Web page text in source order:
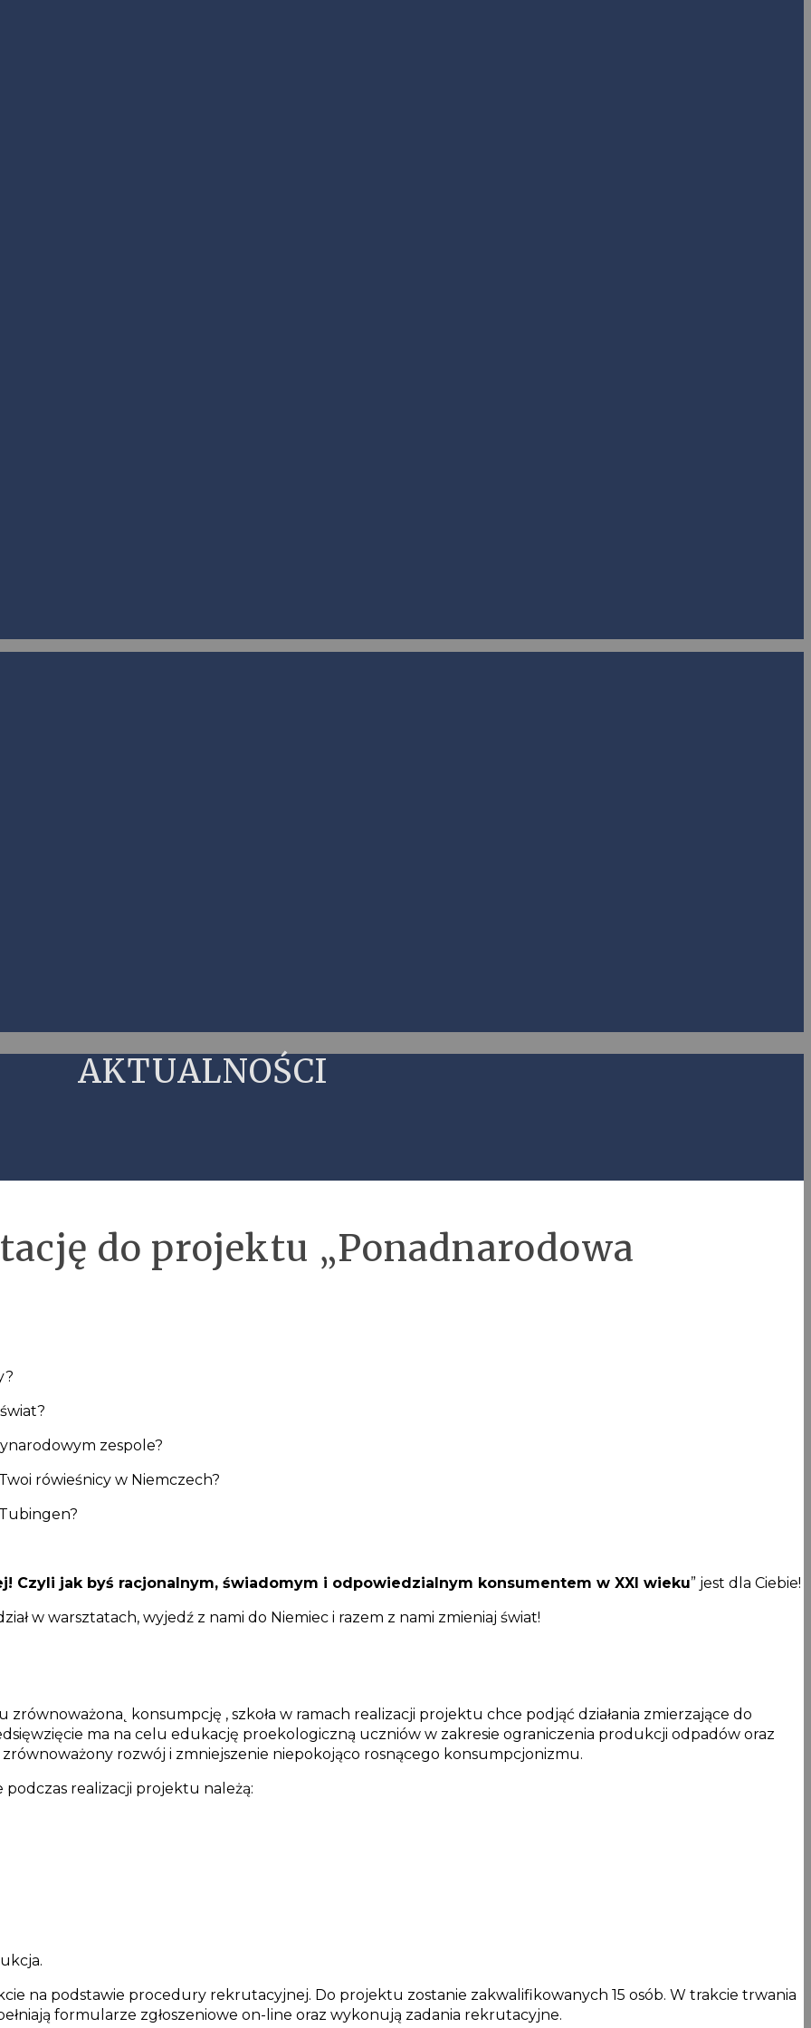
AKTUALNOŚCI
do projektu „Ponadnarodowa
zespole?
rówieśnicy w Niemczech?
Czyli jak byś racjonalnym, świadomym i odpowiedzialnym konsumentem w XXI wieku” jest dla Ciebie!
w warsztatach, wyjedź z nami do Niemiec i razem z nami zmieniaj świat!
zrównoważona˛ konsumpcję , szkoła w ramach realizacji projektu chce podjąć działania zmierzające do
ma na celu edukację proekologiczną uczniów w zakresie ograniczenia produkcji odpadów oraz
rozwój i zmniejszenie niepokojąco rosnącego konsumpcjonizmu.
realizacji projektu należą:
na podstawie procedury rekrutacyjnej. Do projektu zostanie zakwalifikowanych 15 osób. W trakcie trwania
formularze zgłoszeniowe on-line oraz wykonują zadania rekrutacyjne.